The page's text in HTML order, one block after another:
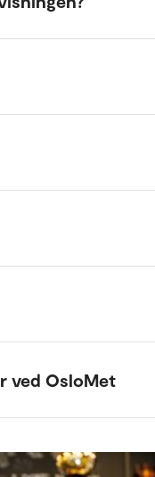
ved OsloMet